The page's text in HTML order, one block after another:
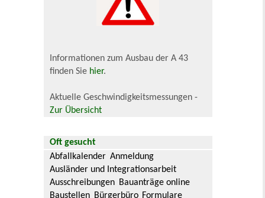
Informationen zum Ausbau der A 43
finden Sie hier.
Aktuelle Geschwindigkeitsmessungen -
Zur Übersicht
Oft gesucht
Abfallkalender Anmeldung
Ausländer und Integrationsarbeit
Ausschreibungen Bauanträge online
Baustellen Bürgerbüro Formulare